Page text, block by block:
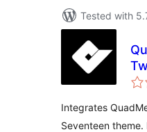
Tested with
Integrates
Seventeen theme.